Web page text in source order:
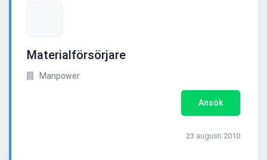
Materialförsörjare
Manpower
Ansök
23 augusti 2010